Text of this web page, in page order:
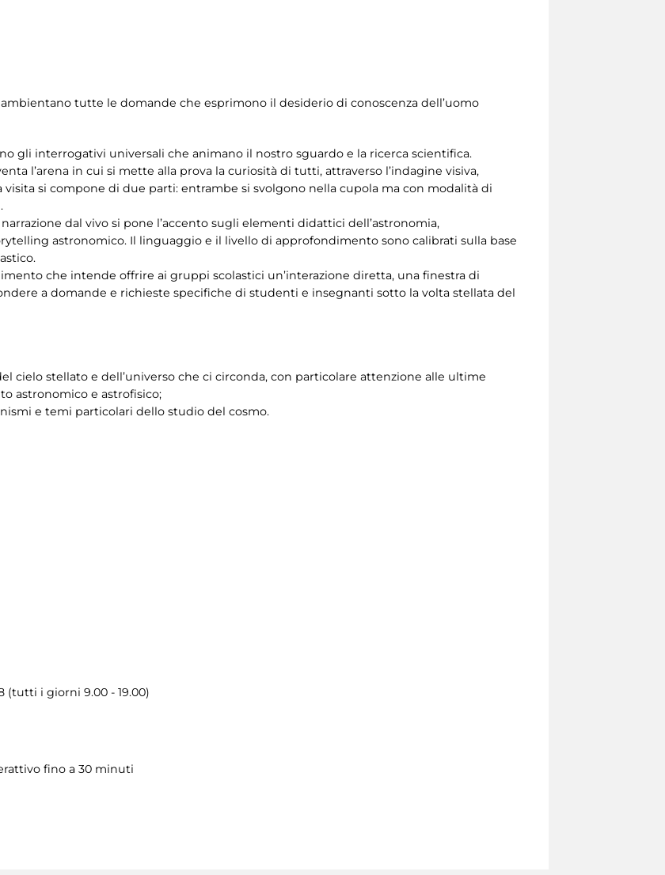
tutte le domande che esprimono il desiderio di conoscenza dell’uomo
gli interrogativi universali che animano il nostro sguardo e la ricerca scientifica.
l’arena in cui si mette alla prova la curiosità di tutti, attraverso l’indagine visiva,
visita si compone di due parti: entrambe si svolgono nella cupola ma con modalità di
dal vivo si pone l’accento sugli elementi didattici dell’astronomia,
astronomico. Il linguaggio e il livello di approfondimento sono calibrati sulla base
che intende offrire ai gruppi scolastici un’interazione diretta, una finestra di
a domande e richieste specifiche di studenti e insegnanti sotto la volta stellata del
cielo stellato e dell’universo che ci circonda, con particolare attenzione alle ultime
astronomico e astrofisico;
e temi particolari dello studio del cosmo.
(tutti i giorni 9.00 - 19.00)
fino a 30 minuti